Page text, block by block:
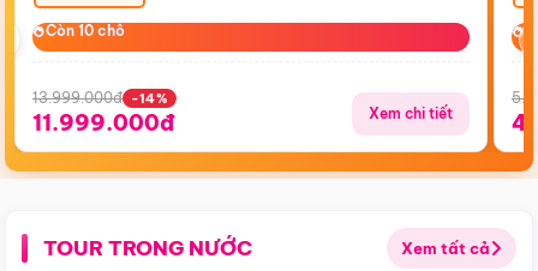
Còn 10 chỗ
Còn 10 chỗ
13.999.000đ -14%
11.999.000đ Xem chi tiết
TOUR TRONG NƯỚC Xem tất cả
Điểm nổi bật